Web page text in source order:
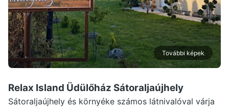
További képek
Relax Island Üdülőház Sátoraljaújhely
Sátoraljaújhely és környéke számos látnivalóval várja